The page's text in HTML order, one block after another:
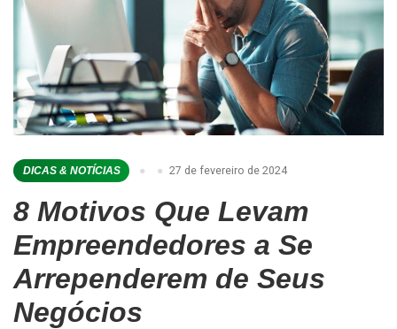
DICAS & NOTÍCIAS 27 de fevereiro de 2024
8 Motivos Que Levam
Empreendedores a Se
Arrependerem de Seus
Negócios